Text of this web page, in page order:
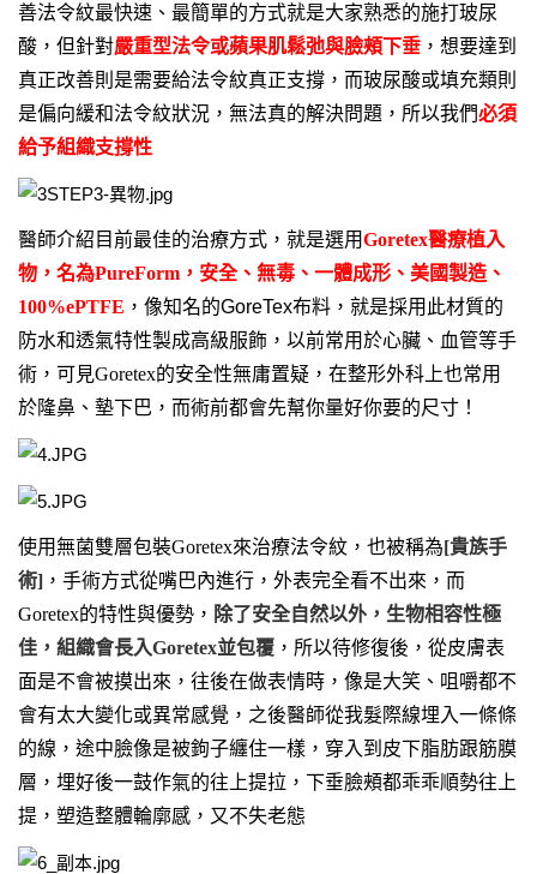
善法令紋最快速、最簡單的方式就是大家熟悉的施打玻尿
酸，但針對嚴重型法令或蘋果肌鬆弛與臉頰下垂 ，想要達到
真正改善則是需要給法令紋真正支撐，而玻尿酸或填充類則
是偏向緩和法令紋狀況，無法真的解決問題，所以我們必須
給予組織支撐性
醫師介紹目前最佳的治療方式，就是選用Goretex醫療植入
物，名為PureForm，安全、無毒、一體成形、美國製造、
100%ePTFE ，像知名的GoreTex布料，就是採用此材質的
防水和透氣特性製成高級服飾， 以前常用於心臟、血管等手
術，可見Goretex的安全性無庸置疑，在整形外科上也常用
於隆鼻、墊下巴，而術前都會先幫你量好你要的尺寸！
使用無菌雙層包裝Goretex來治療法令紋，也被稱為[貴族手
術] ，手術方式從嘴巴內進行，外表完全看不出來，而
Goretex的特性與優勢， 除了安全自然以外，生物相容性極
佳，組織會長入Goretex並包覆 ，所以待修復後，從皮膚表
面是不會被摸出來，往後在做表情時，像是大笑、咀嚼都不
會有太大變化或異常感覺，之後醫師從我髮際線埋入一條條
的線，途中臉像是被鉤子纏住一樣，穿入到皮下脂肪跟筋膜
層，埋好後一鼓作氣的往上提拉，下垂臉頰都乖乖順勢往上
提，塑造整體輪廓感，又不失老態